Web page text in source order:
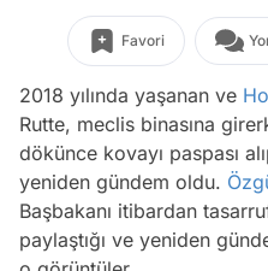
Favori
2018 yılında yaşanan ve
Rutte, meclis binasına
dökünce kovayı paspası
yeniden gündem oldu.
Başbakanı itibardan
paylaştığı ve yeniden